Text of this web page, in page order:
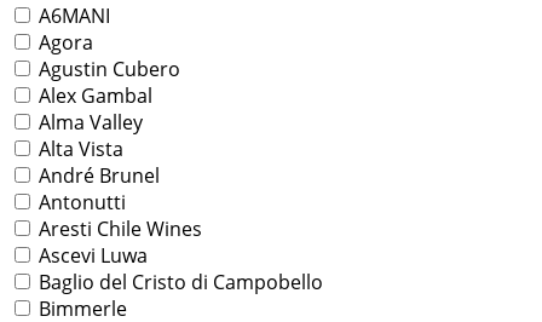
A6MANI
Agora
Agustin Cubero
Alex Gambal
Alma Valley
Alta Vista
André Brunel
Antonutti
Aresti Chile Wines
Ascevi Luwa
Baglio del Cristo di Campobello
Bimmerle